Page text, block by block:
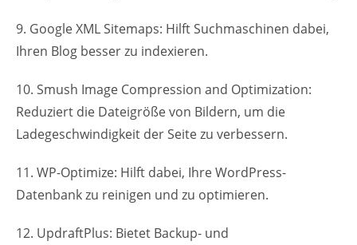
9. Google XML Sitemaps: Hilft Suchmaschinen dabei,
Ihren Blog besser zu indexieren.
10. Smush Image Compression and Optimization:
Reduziert die Dateigröße von Bildern, um die
Ladegeschwindigkeit der Seite zu verbessern.
11. WP-Optimize: Hilft dabei, Ihre WordPress-
Datenbank zu reinigen und zu optimieren.
12. UpdraftPlus: Bietet Backup- und